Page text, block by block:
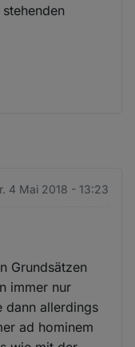
4 Mai 2018 - 13:23
Grundsätzen
immer nur
dann allerdings
ad hominem